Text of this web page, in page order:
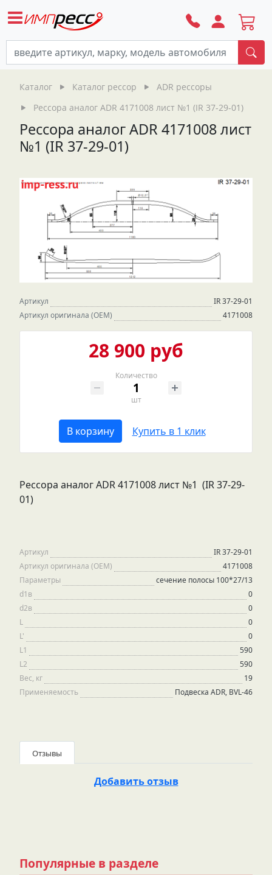
Каталог Каталог рессор
ADR рессоры
Рессора аналог ADR 4171008 лист №1 (IR 37-29-01)
Рессора аналог ADR 4171008 лист
№1 (IR 37-29-01)
Артикул
IR 37-29-01
Артикул оригинала (OEM)
4171008
28 900 руб
Количество
шт
В корзину Купить в 1 клик
Рессора аналог ADR 4171008 лист №1 (IR 37-29-
01)
Артикул
IR 37-29-01
Артикул оригинала (OEM)
4171008
Параметры
сечение полосы 100*27/13
d1в
0
d2в
0
L
0
L'
0
L1
590
L2
590
Вес, кг
19
Применяемость
Подвеска ADR, BVL-46
Отзывы
Добавить отзыв
Популярные в разделе